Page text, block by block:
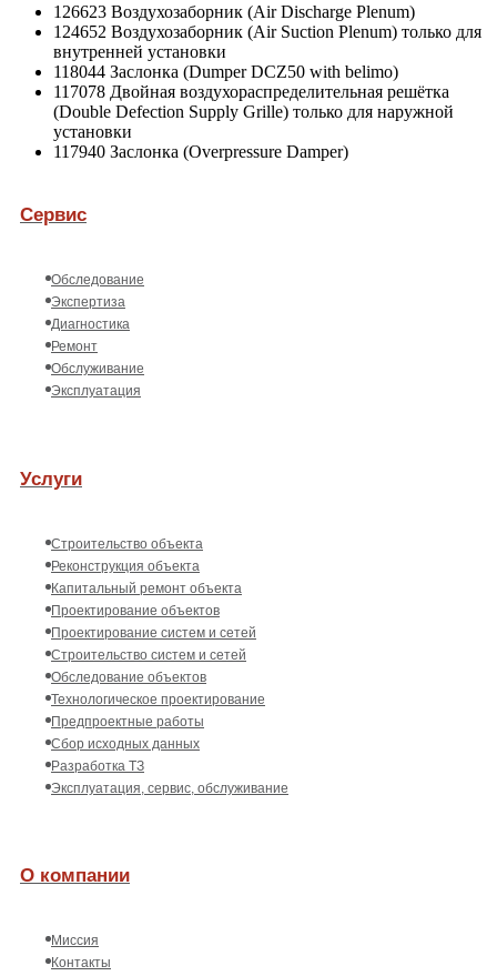
126623 Воздухозаборник (Air Discharge Plenum)
124652 Воздухозаборник (Air Suction Plenum) только для
внутренней установки
118044 Заслонка (Dumper DCZ50 with belimo)
117078 Двойная воздухораспределительная решётка
(Double Defection Supply Grille) только для наружной
установки
117940 Заслонка (Overpressure Damper)
Сервис
Обследование
Экспертиза
Диагностика
Ремонт
Обслуживание
Эксплуатация
Услуги
Строительство объекта
Реконструкция объекта
Капитальный ремонт объекта
Проектирование объектов
Проектирование систем и сетей
Строительство систем и сетей
Обследование объектов
Технологическое проектирование
Предпроектные работы
Сбор исходных данных
Разработка ТЗ
Эксплуатация, сервис, обслуживание
О компании
Миссия
Контакты